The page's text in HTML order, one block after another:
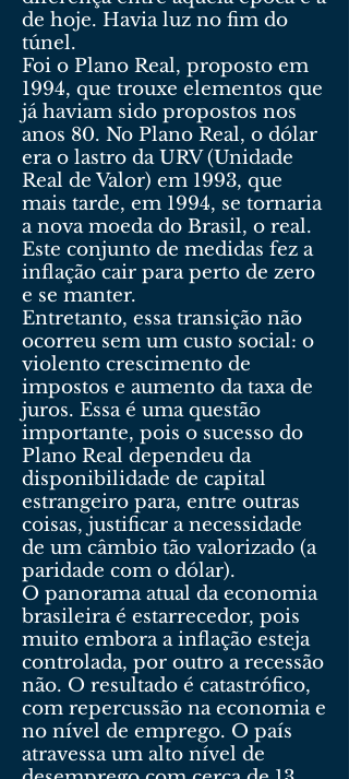
de hoje. Havia luz no fim do
túnel.
Foi o Plano Real, proposto em
1994, que trouxe elementos que
já haviam sido propostos nos
anos 80. No Plano Real, o dólar
era o lastro da URV (Unidade
Real de Valor) em 1993, que
mais tarde, em 1994, se tornaria
a nova moeda do Brasil, o real.
Este conjunto de medidas fez a
inflação cair para perto de zero
e se manter.
Entretanto, essa transição não
ocorreu sem um custo social: o
violento crescimento de
impostos e aumento da taxa de
juros. Essa é uma questão
importante, pois o sucesso do
Plano Real dependeu da
disponibilidade de capital
estrangeiro para, entre outras
coisas, justificar a necessidade
de um câmbio tão valorizado (a
paridade com o dólar).
O panorama atual da economia
brasileira é estarrecedor, pois
muito embora a inflação esteja
controlada, por outro a recessão
não. O resultado é catastrófico,
com repercussão na economia e
no nível de emprego. O país
atravessa um alto nível de